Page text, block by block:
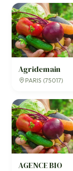
Agridemain
PARIS (75017)
AGENCE BIO